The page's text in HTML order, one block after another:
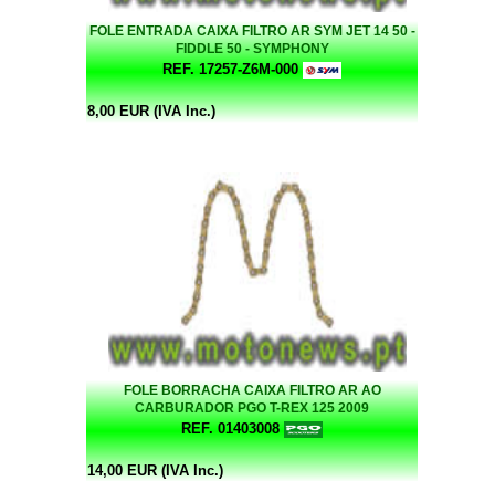
FOLE ENTRADA CAIXA FILTRO AR SYM JET 14 50 -
FIDDLE 50 - SYMPHONY
REF. 17257-Z6M-000
8,00 EUR (IVA Inc.)
FOLE BORRACHA CAIXA FILTRO AR AO
CARBURADOR PGO T-REX 125 2009
REF. 01403008
14,00 EUR (IVA Inc.)